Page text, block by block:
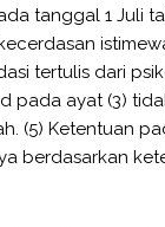
tanggal 1 Juli
tertulis dari
pada ayat (3)
(5) Ketentuan
berdasarkan